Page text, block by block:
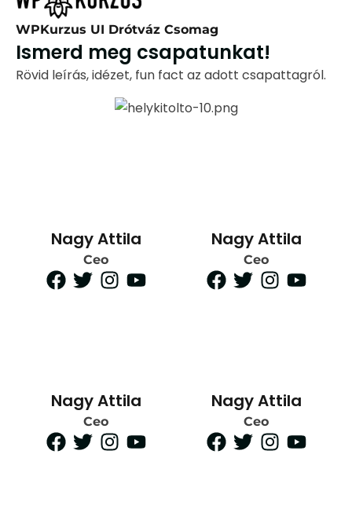
WPKurzus UI Drótváz Csomag
Ismerd meg csapatunkat!
Rövid leírás, idézet, fun fact az adott csapattagról.
Nagy Attila
Ceo
Nagy Attila
Ceo
Nagy Attila
Ceo
Nagy Attila
Ceo